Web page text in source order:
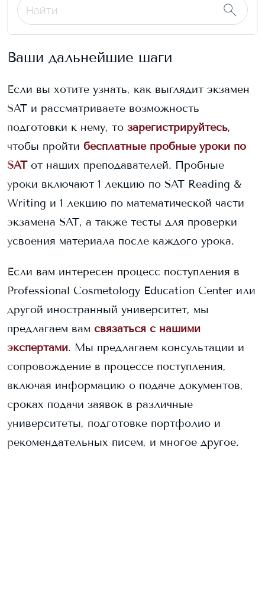
Ваши дальнейшие шаги
Если вы хотите узнать, как выглядит экзамен
SAT и рассматриваете возможность
подготовки к нему, то зарегистрируйтесь,
чтобы пройти бесплатные пробные уроки по
SAT от наших преподавателей. Пробные
уроки включают 1 лекцию по SAT Reading &
Writing и 1 лекцию по математической части
экзамена SAT, а также тесты для проверки
усвоения материала после каждого урока.
Если вам интересен процесс поступления в
Professional Cosmetology Education Center или
другой иностранный университет, мы
предлагаем вам связаться с нашими
экспертами. Мы предлагаем консультации и
сопровождение в процессе поступления,
включая информацию о подаче документов,
сроках подачи заявок в различные
университеты, подготовке портфолио и
рекомендательных писем, и многое другое.